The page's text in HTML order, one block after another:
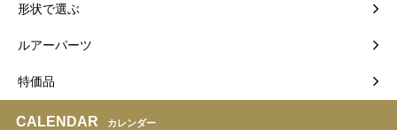
形状で選ぶ
ルアーパーツ
特価品
CALENDAR カレンダー